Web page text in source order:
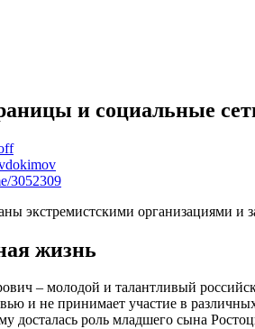
и социальные
3052309
экстремистскими организациями
жизнь
– молодой и талантливый
и не принимает участие в
досталась роль младшего сына